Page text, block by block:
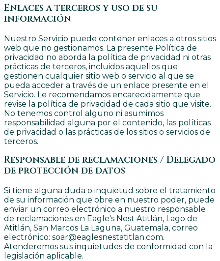
Enlaces a terceros y uso de su
información
Nuestro Servicio puede contener enlaces a otros sitios
web que no gestionamos. La presente Política de
privacidad no aborda la política de privacidad ni otras
prácticas de terceros, incluidos aquellos que
gestionen cualquier sitio web o servicio al que se
pueda acceder a través de un enlace presente en el
Servicio. Le recomendamos encarecidamente que
revise la política de privacidad de cada sitio que visite.
No tenemos control alguno ni asumimos
responsabilidad alguna por el contenido, las políticas
de privacidad o las prácticas de los sitios o servicios de
terceros.
Responsable de reclamaciones / Delegado
de protección de datos
Si tiene alguna duda o inquietud sobre el tratamiento
de su información que obre en nuestro poder, puede
enviar un correo electrónico a nuestro responsable
de reclamaciones en Eagle's Nest Atitlán, Lago de
Atitlán, San Marcos La Laguna, Guatemala, correo
electrónico: soar@eaglesnestatitlan.com.
Atenderemos sus inquietudes de conformidad con la
legislación aplicable.